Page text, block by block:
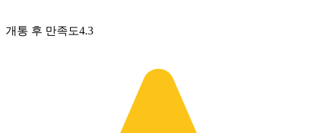
개통 후 만족도4.3